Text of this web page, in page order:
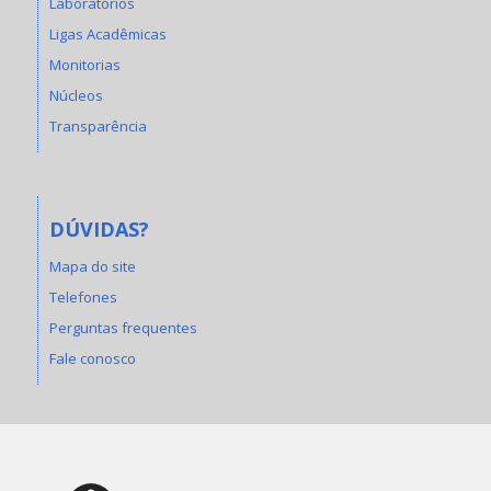
Ligas Acadêmicas
Monitorias
Núcleos
Transparência
DÚVIDAS?
Mapa do site
Telefones
Perguntas frequentes
Fale conosco